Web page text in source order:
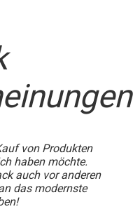
von Produkten
haben möchte.
auch vor anderen
das modernste